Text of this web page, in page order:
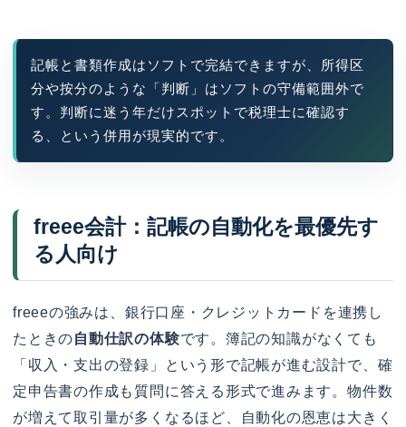
記帳と書類作成はソフトで完結できますが、所得区
分や按分のような「判断」はソフトの守備範囲外で
す。判断に迷う年だけスポットで税理士に確認す
る、という併用が現実的です。
freee会計：記帳の自動化を最優先す
る人向け
freeeの強みは、銀行口座・クレジットカードを連携し
たときの自動仕訳の体験です。簿記の知識がなくても
「収入・支出の登録」という形で記帳が進む設計で、確
定申告書の作成も質問に答える形式で進みます。物件数
が増えて取引量が多くなるほど、自動化の恩恵は大きく